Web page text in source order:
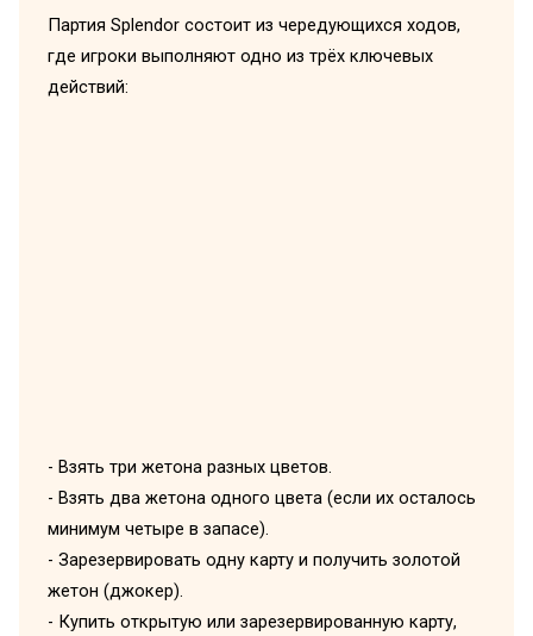
Партия Splendor состоит из чередующихся ходов,
где игроки выполняют одно из трёх ключевых
действий:
- Взять три жетона разных цветов.
- Взять два жетона одного цвета (если их осталось
минимум четыре в запасе).
- Зарезервировать одну карту и получить золотой
жетон (джокер).
- Купить открытую или зарезервированную карту,